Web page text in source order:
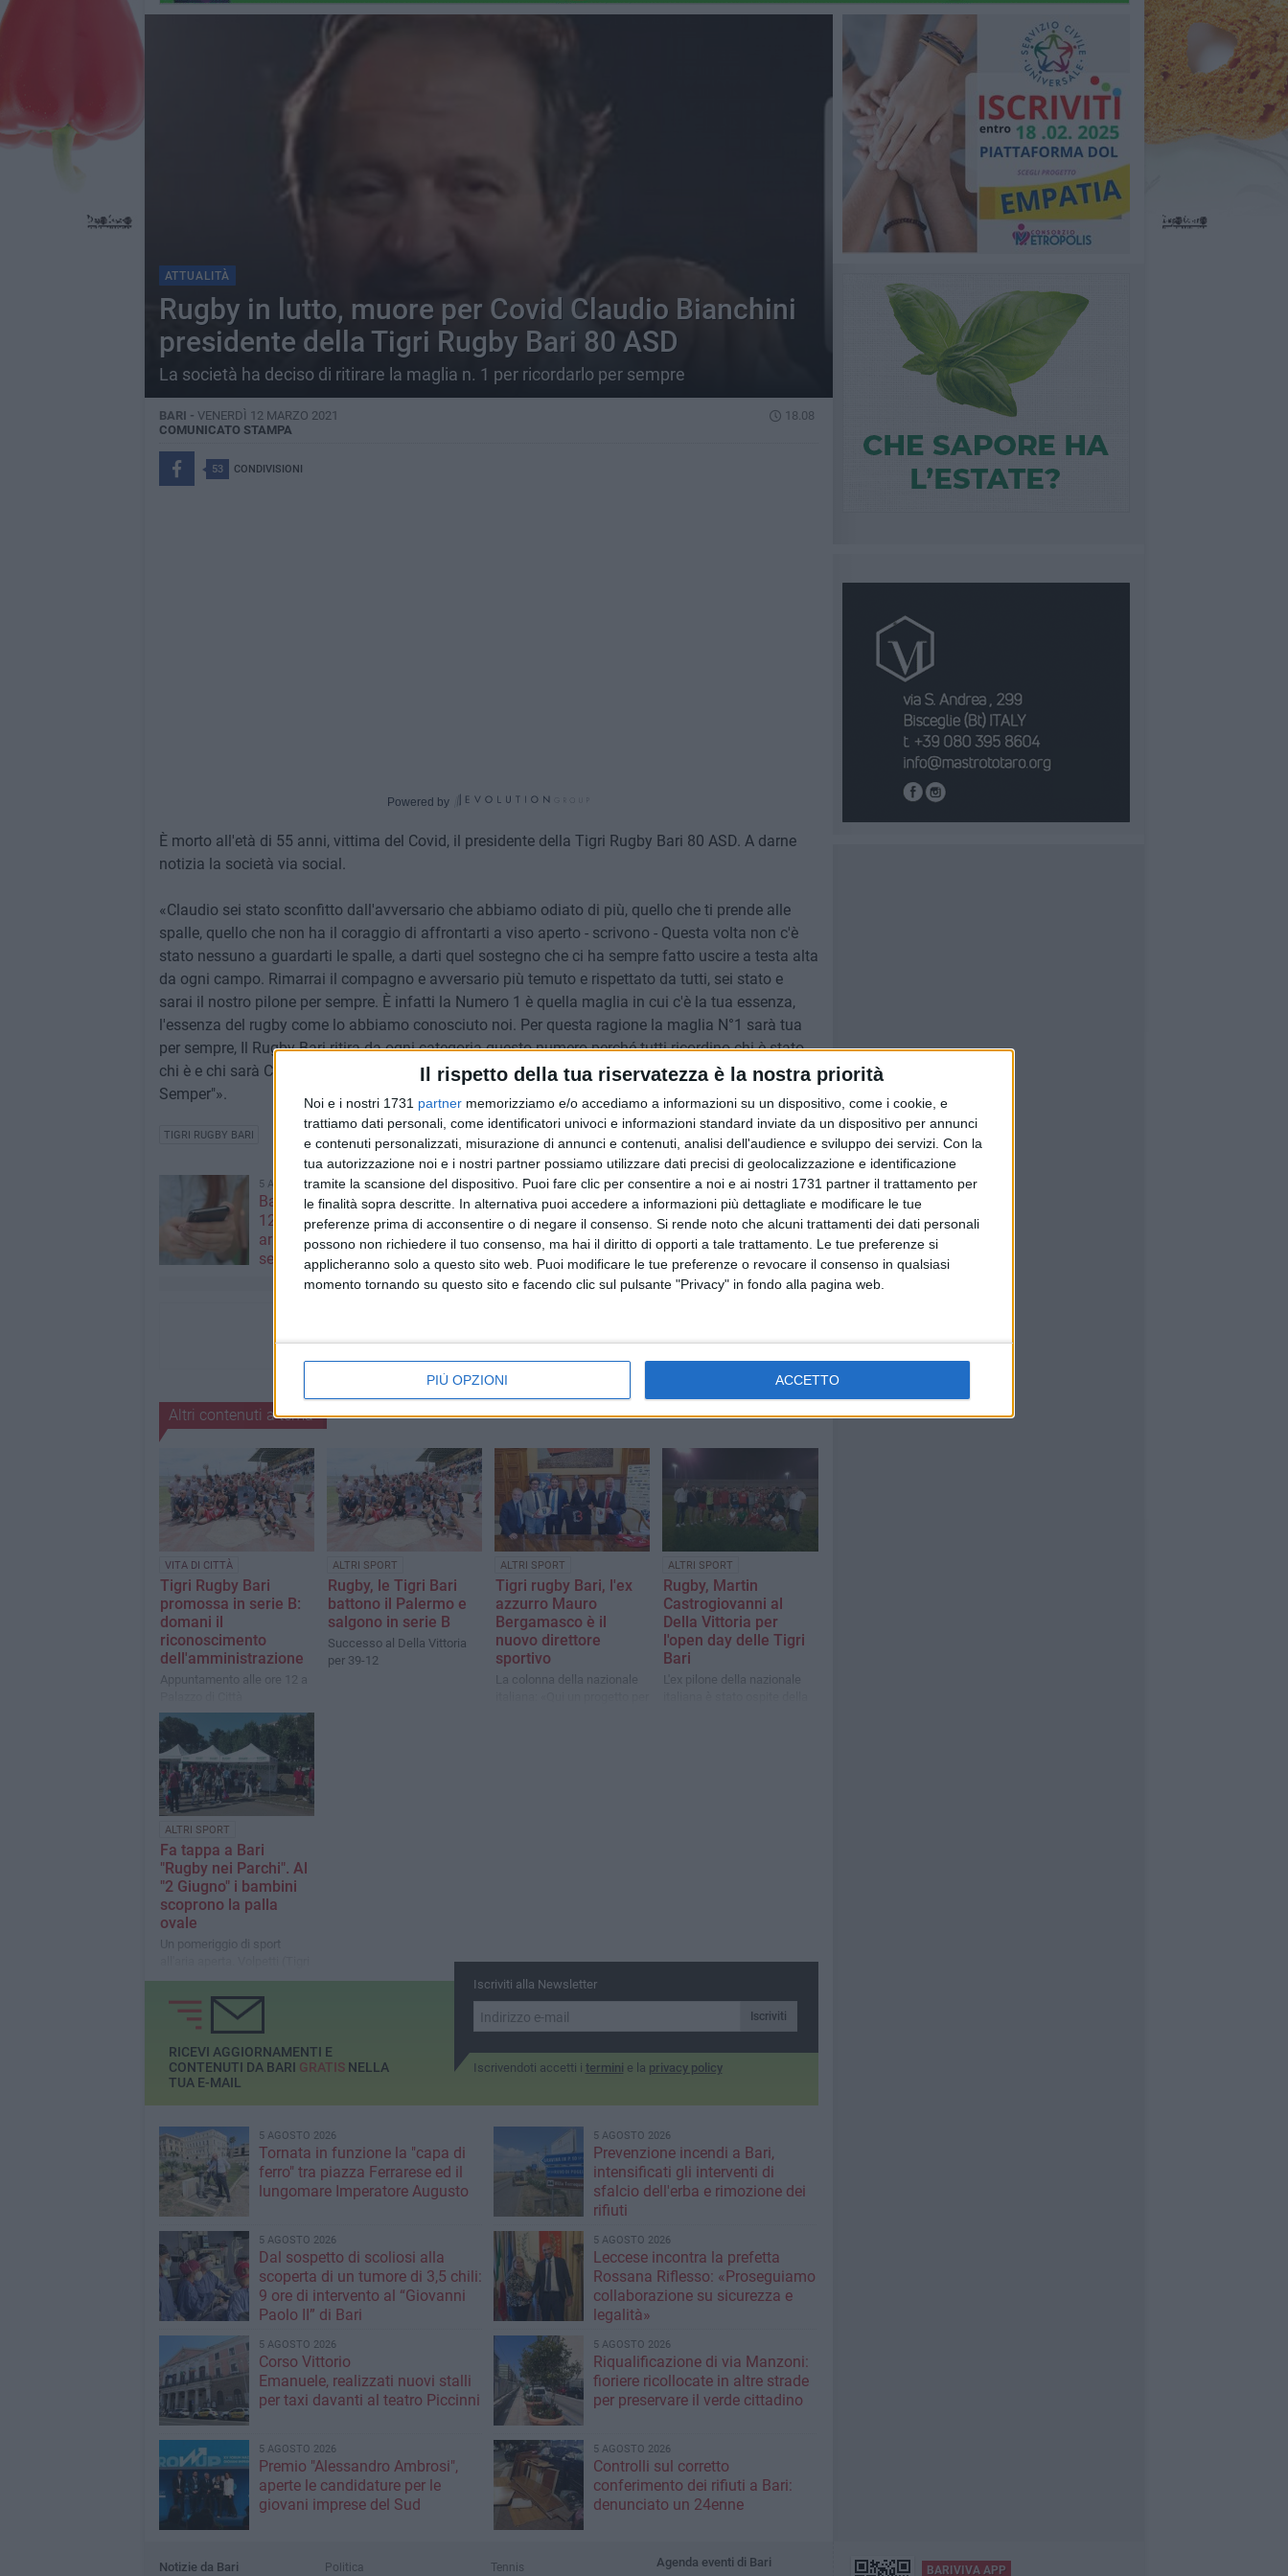
Il rispetto della tua riservatezza è la nostra priorità
Noi e i nostri 1731 partner memorizziamo e/o accediamo a informazioni su un dispositivo, come i cookie, e
trattiamo dati personali, come identificatori univoci e informazioni standard inviate da un dispositivo per annunci
e contenuti personalizzati, misurazione di annunci e contenuti, analisi dell'audience e sviluppo dei servizi. Con la
tua autorizzazione noi e i nostri partner possiamo utilizzare dati precisi di geolocalizzazione e identificazione
tramite la scansione del dispositivo. Puoi fare clic per consentire a noi e ai nostri 1731 partner il trattamento per
le finalità sopra descritte. In alternativa puoi accedere a informazioni più dettagliate e modificare le tue
preferenze prima di acconsentire o di negare il consenso. Si rende noto che alcuni trattamenti dei dati personali
possono non richiedere il tuo consenso, ma hai il diritto di opporti a tale trattamento. Le tue preferenze si
applicheranno solo a questo sito web. Puoi modificare le tue preferenze o revocare il consenso in qualsiasi
momento tornando su questo sito e facendo clic sul pulsante "Privacy" in fondo alla pagina web.
PIÙ OPZIONI ACCETTO
ATTUALITÀ
Rugby in lutto, muore per Covid Claudio Bianchini
presidente della Tigri Rugby Bari 80 ASD
La società ha deciso di ritirare la maglia n. 1 per ricordarlo per sempre
BARI - VENERDÌ 12 MARZO 2021
18.08
COMUNICATO STAMPA
53 CONDIVISIONI
Powered by
È morto all'età di 55 anni, vittima del Covid, il presidente della Tigri Rugby Bari 80 ASD. A darne
notizia la società via social.
«Claudio sei stato sconfitto dall'avversario che abbiamo odiato di più, quello che ti prende alle
spalle, quello che non ha il coraggio di affrontarti a viso aperto - scrivono - Questa volta non c'è
stato nessuno a guardarti le spalle, a darti quel sostegno che ci ha sempre fatto uscire a testa alta
da ogni campo. Rimarrai il compagno e avversario più temuto e rispettato da tutti, sei stato e
sarai il nostro pilone per sempre. È infatti la Numero 1 è quella maglia in cui c'è la tua essenza,
l'essenza del rugby come lo abbiamo conosciuto noi. Per questa ragione la maglia N°1 sarà tua
per sempre, Il Rugby Bari ritira da ogni categoria questo numero perché tutti ricordino chi è stato,
chi è e chi sarà Claudio Bianchini. Addio Claudio, e a tutti come avresti detto tu "Memento Audere
Semper"».
TIGRI RUGBY BARI
5 AGOSTO 2026
Bari, scippa lo smartphone a una
12enne sul bus: 34enne
arrestato da un poliziotto fuori
servizio
5 AGOSTO 2026
Proseguono i lavori in piazza
Aldo Moro di Bari: il sopralluogo
di Leccese
Altri contenuti a tema
VITA DI CITTÀ
Tigri Rugby Bari
promossa in serie B:
domani il
riconoscimento
dell'amministrazione
Appuntamento alle ore 12 a
ALTRI SPORT
Rugby, le Tigri Bari
battono il Palermo e
salgono in serie B
Successo al Della Vittoria
per 39-12
ALTRI SPORT
Tigri rugby Bari, l'ex
azzurro Mauro
Bergamasco è il
nuovo direttore
sportivo
La colonna della nazionale
ALTRI SPORT
Rugby, Martin
Castrogiovanni al
Della Vittoria per
l'open day delle Tigri
Bari
L'ex pilone della nazionale
ALTRI SPORT
Fa tappa a Bari
"Rugby nei Parchi". Al
"2 Giugno" i bambini
scoprono la palla
ovale
Un pomeriggio di sport
Bari): «Il rugby insegna a
giocare con l'avversario»
Iscriviti alla Newsletter
Iscriviti
Iscrivendoti accetti i termini e la privacy policy
RICEVI AGGIORNAMENTI E
CONTENUTI DA BARI GRATISNELLA
TUA E-MAIL
5 AGOSTO 2026
Tornata in funzione la "capa di
ferro" tra piazza Ferrarese ed il
lungomare Imperatore Augusto
5 AGOSTO 2026
Prevenzione incendi a Bari,
intensificati gli interventi di
sfalcio dell'erba e rimozione dei
rifiuti
5 AGOSTO 2026
Dal sospetto di scoliosi alla
scoperta di un tumore di 3,5 chili:
9 ore di intervento al “Giovanni
Paolo II” di Bari
5 AGOSTO 2026
Leccese incontra la prefetta ​
Rossana Riflesso: «Proseguiamo
collaborazione su sicurezza e
legalità»
5 AGOSTO 2026
Corso Vittorio
Emanuele, realizzati nuovi stalli
per taxi davanti al teatro Piccinni
5 AGOSTO 2026
Riqualificazione di via Manzoni:
fioriere ricollocate in altre strade
per preservare il verde cittadino
5 AGOSTO 2026
Premio "Alessandro Ambrosi",
aperte le candidature per le
giovani imprese del Sud
5 AGOSTO 2026
Controlli sul corretto
conferimento dei rifiuti a Bari:
denunciato un 24enne
Notizie da Bari Politica Tennis Agenda eventi di Bari
BARIVIVA APP